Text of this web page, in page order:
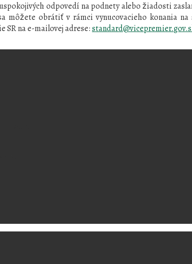
odpovedí na podnety alebo žiadosti
môžete obrátiť v rámci vynucovacieho konania
SR na e-mailovej adrese: